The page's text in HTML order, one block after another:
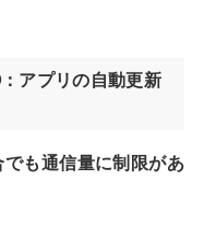
アプリの自動更新
も通信量に制限があ